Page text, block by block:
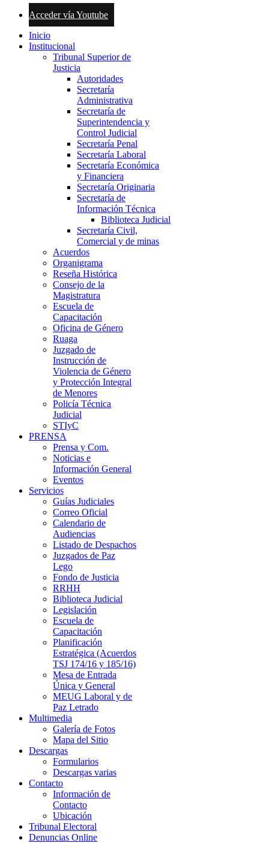
Acceder vía Youtube
Inicio
Institucional
Tribunal Superior de
Justicia
Autoridades
Secretaría
Administrativa
Secretaría de
Superintendencia y
Control Judicial
Secretaría Penal
Secretaría Laboral
Secretaría Económica
y Financiera
Secretaría Originaria
Secretaría de
Información Técnica
Biblioteca Judicial
Secretaría Civil,
Comercial y de minas
Acuerdos
Organigrama
Reseña Histórica
Consejo de la
Magistratura
Escuela de
Capacitación
Oficina de Género
Ruaga
Juzgado de
Instrucción de
Violencia de Género
y Protección Integral
de Menores
Policía Técnica
Judicial
STIyC
PRENSA
Prensa y Com.
Noticias e
Información General
Eventos
Servicios
Guías Judiciales
Correo Oficial
Calendario de
Audiencias
Listado de Despachos
Juzgados de Paz
Lego
Fondo de Justicia
RRHH
Biblioteca Judicial
Legislación
Escuela de
Capacitación
Planificación
Estratégica (Acuerdos
TSJ 174/16 y 185/16)
Mesa de Entrada
Única y General
MEUG Laboral y de
Paz Letrado
Multimedia
Galería de Fotos
Mapa del Sitio
Descargas
Formularios
Descargas varias
Contacto
Información de
Contacto
Ubicación
Tribunal Electoral
Denuncias Online